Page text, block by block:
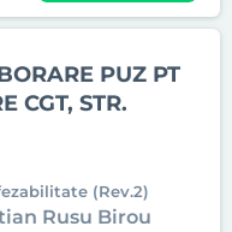
PUZ PT
CGT, STR.
(Rev.2)
Rusu Birou